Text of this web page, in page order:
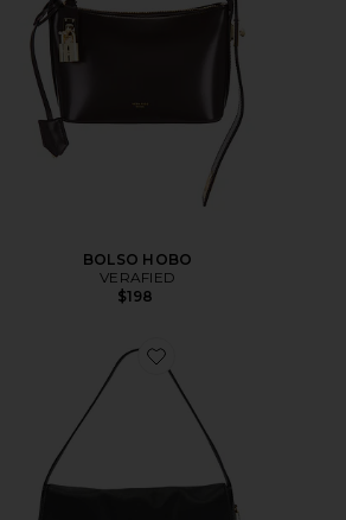
BOLSO HOBO
VERAFIED
$198
Favorite BOLSO HOMBRO